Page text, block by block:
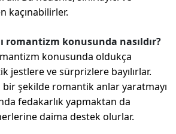
kaçınabilirler.
romantizm konusunda nasıldır?
konusunda oldukça
jestlere ve sürprizlere bayılırlar.
bir şekilde romantik anlar yaratmayı
fedakarlık yapmaktan da
daima destek olurlar.